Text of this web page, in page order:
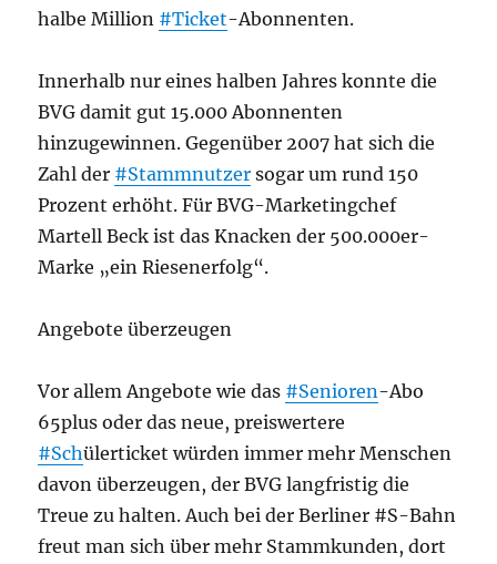
halbe Million #Ticket-Abonnenten.
Innerhalb nur eines halben Jahres konnte die
BVG damit gut 15.000 Abonnenten
hinzugewinnen. Gegenüber 2007 hat sich die
Zahl der #Stammnutzer sogar um rund 150
Prozent erhöht. Für BVG-Marketingchef
Martell Beck ist das Knacken der 500.000er-
Marke „ein Riesenerfolg“.
Angebote überzeugen
Vor allem Angebote wie das #Senioren-Abo
65plus oder das neue, preiswertere
#Schülerticket würden immer mehr Menschen
davon überzeugen, der BVG langfristig die
Treue zu halten. Auch bei der Berliner #S-Bahn
freut man sich über mehr Stammkunden, dort